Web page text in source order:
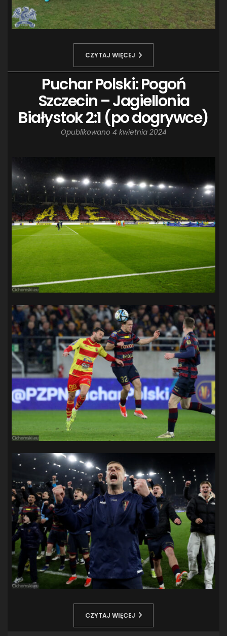
CZYTAJ WIĘCEJ
Puchar Polski: Pogoń
Szczecin – Jagiellonia
Białystok 2:1 (po dogrywce)
Opublikowano 4 kwietnia 2024
CZYTAJ WIĘCEJ